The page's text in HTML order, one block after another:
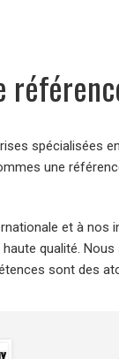
spécialisées
une
et à nos
qualité.
sont des